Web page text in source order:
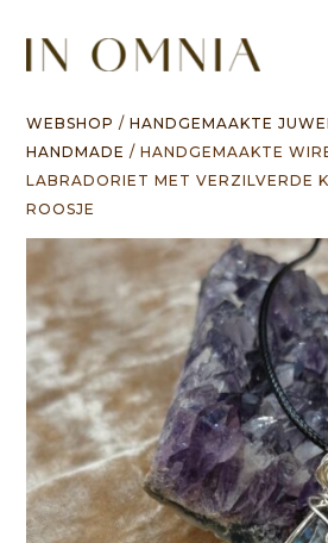
WEBSHOP /HANDGEMAAKTE
HANDMADE / HANDGEMAAKTE
LABRADORIET MET VERZILVERDE
ROOSJE